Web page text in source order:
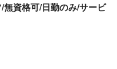
無資格可/日勤のみ/サービ